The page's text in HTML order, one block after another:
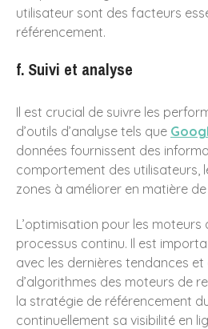
juin
utilisateur sont des facteurs
référencement.
f. Suivi et analyse
Il est crucial de suivre les
d’outils d’analyse tels que
données fournissent des
comportement des utilisateurs,
zones à améliorer en matière
L’optimisation pour les moteurs
processus continu. Il est
avec les dernières tendances
d’algorithmes des moteurs de
la stratégie de référencement
continuellement sa visibilité en